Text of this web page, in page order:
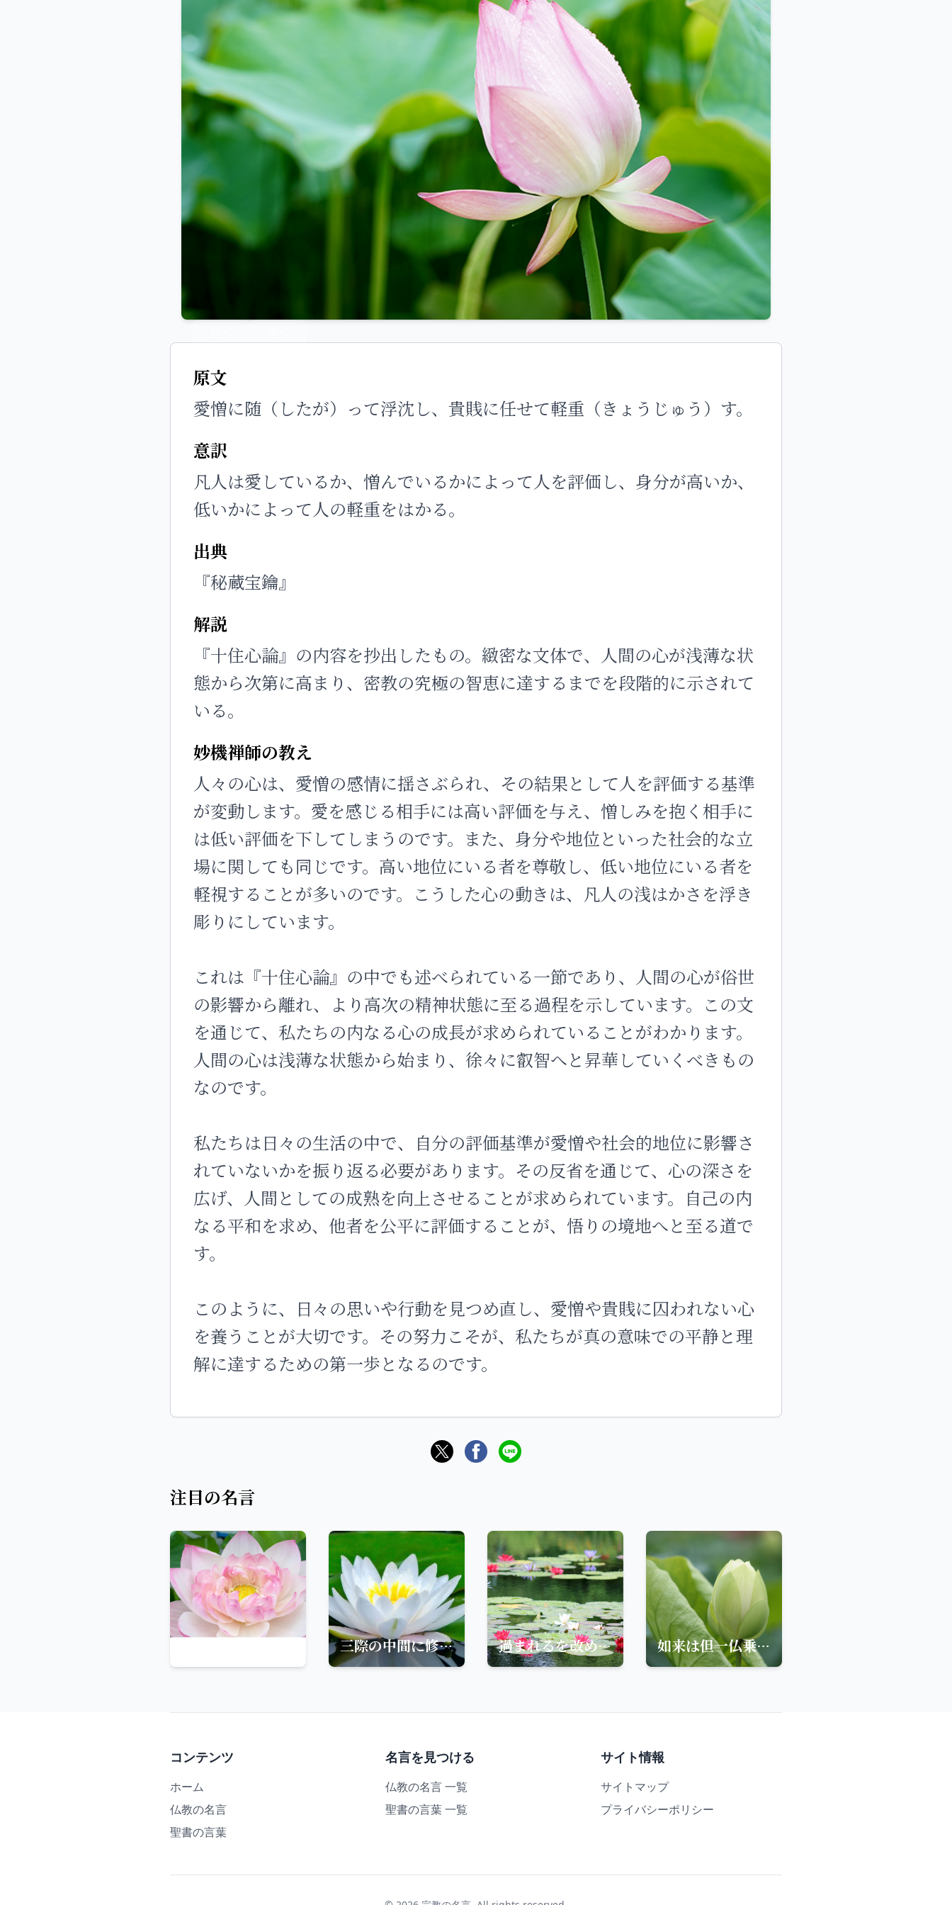
原文
愛憎に随（したが）って浮沈し、貴賎に任せて軽重（きょうじゅう）す。
意訳
凡人は愛しているか、憎んでいるかによって人を評価し、身分が高いか、
低いかによって人の軽重をはかる。
出典
『秘蔵宝鑰』
解説
『十住心論』の内容を抄出したもの。緻密な文体で、人間の心が浅薄な状
態から次第に高まり、密教の究極の智恵に達するまでを段階的に示されて
いる。
妙機禅師の教え
人々の心は、愛憎の感情に揺さぶられ、その結果として人を評価する基準
が変動します。愛を感じる相手には高い評価を与え、憎しみを抱く相手に
は低い評価を下してしまうのです。また、身分や地位といった社会的な立
場に関しても同じです。高い地位にいる者を尊敬し、低い地位にいる者を
軽視することが多いのです。こうした心の動きは、凡人の浅はかさを浮き
彫りにしています。
これは『十住心論』の中でも述べられている一節であり、人間の心が俗世
の影響から離れ、より高次の精神状態に至る過程を示しています。この文
を通じて、私たちの内なる心の成長が求められていることがわかります。
人間の心は浅薄な状態から始まり、徐々に叡智へと昇華していくべきもの
なのです。
私たちは日々の生活の中で、自分の評価基準が愛憎や社会的地位に影響さ
れていないかを振り返る必要があります。その反省を通じて、心の深さを
広げ、人間としての成熟を向上させることが求められています。自己の内
なる平和を求め、他者を公平に評価することが、悟りの境地へと至る道で
す。
このように、日々の思いや行動を見つめ直し、愛憎や貴賎に囚われない心
を養うことが大切です。その努力こそが、私たちが真の意味での平静と理
解に達するための第一歩となるのです。
注目の名言
三際の中間に修する所の功徳は、独り己が身に受けず、普く有識に回施して、悉く皆無上菩提を得しめん 過まれるを改める善の、これより大きなるは無し 如来は但一仏乗を以っての故に、衆生の為に法を説きたもう。余乗の若しは二、若しは三有ること無し
コンテンツ
ホーム
仏教の名言
聖書の言葉
名言を見つける
仏教の名言 一覧
聖書の言葉 一覧
サイト情報
サイトマップ
プライバシーポリシー